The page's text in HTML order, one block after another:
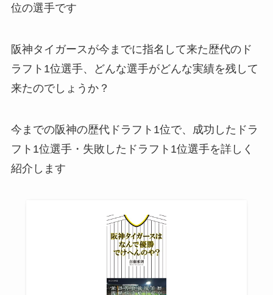
位の選手です
阪神タイガースが今までに指名して来た歴代のド
ラフト1位選手、どんな選手がどんな実績を残して
来たのでしょうか？
今までの阪神の歴代ドラフト1位で、成功したドラ
フト1位選手・失敗したドラフト1位選手を詳しく
紹介します